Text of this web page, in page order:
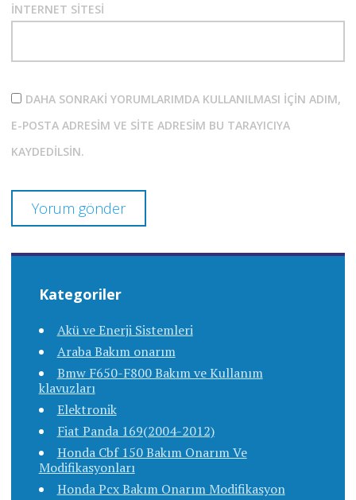
İNTERNET SITESI
DAHA SONRAKI YORUMLARIMDA KULLANILMASI IÇIN ADIM,
E-POSTA ADRESIM VE SITE ADRESIM BU TARAYICIYA
KAYDEDILSIN.
Kategoriler
Akü ve Enerji Sistemleri
Araba Bakım onarım
Bmw F650-F800 Bakım ve Kullanım
klavuzları
Elektronik
Fiat Panda 169(2004-2012)
Honda Cbf 150 Bakım Onarım Ve
Modifikasyonları
Honda Pcx Bakım Onarım Modifikasyon